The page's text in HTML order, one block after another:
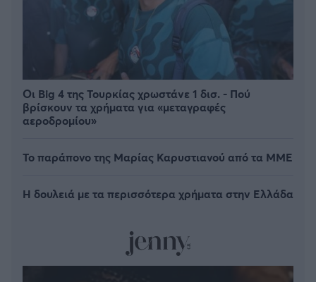
Οι Big 4 της Τουρκίας χρωστάνε 1 δισ. - Πού
βρίσκουν τα χρήματα για «μεταγραφές
αεροδρομίου»
Το παράπονο της Μαρίας Καρυστιανού από τα ΜΜΕ
Η δουλειά με τα περισσότερα χρήματα στην Ελλάδα